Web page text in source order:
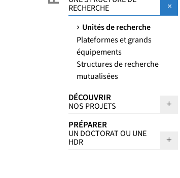
RECHERCHE
Unités de recherche
Plateformes et grands
équipements
Structures de recherche
mutualisées
DÉCOUVRIR
NOS PROJETS
PRÉPARER
UN DOCTORAT OU UNE
HDR